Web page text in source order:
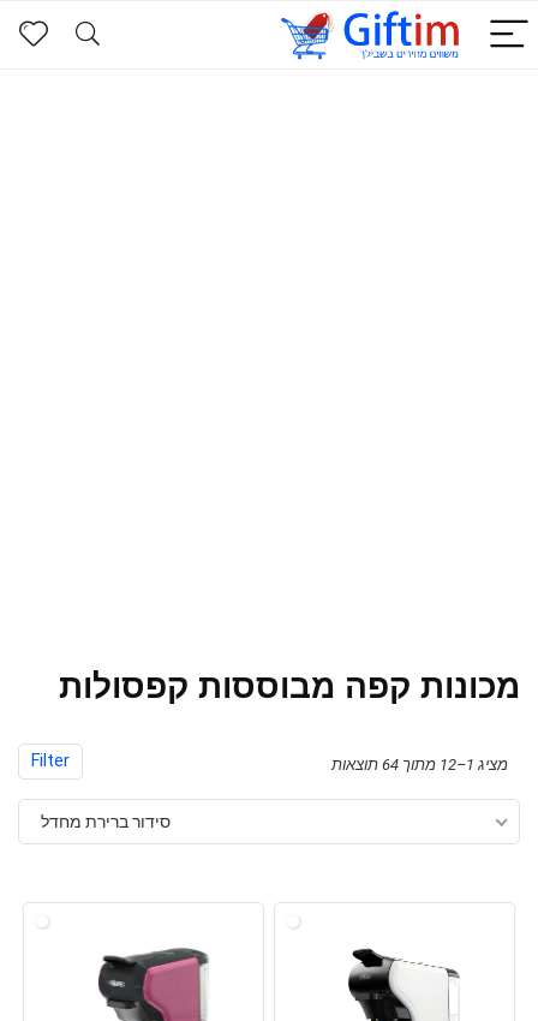
מכונות קפה מבוססות קפסולות
Filter מציג 1–12 מתוך 64 תוצאות
סידור ברירת מחדל